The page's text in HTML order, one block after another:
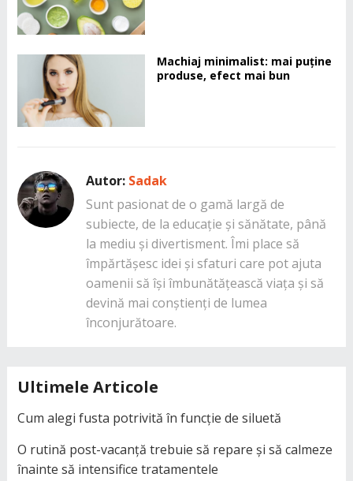
Machiaj minimalist: mai puține
produse, efect mai bun
Autor: Sadak
Sunt pasionat de o gamă largă de
subiecte, de la educație și sănătate, până
la mediu și divertisment. Îmi place să
împărtășesc idei și sfaturi care pot ajuta
oamenii să își îmbunătățească viața și să
devină mai conștienți de lumea
înconjurătoare.
Ultimele Articole
Cum alegi fusta potrivită în funcție de siluetă
O rutină post-vacanță trebuie să repare și să calmeze
înainte să intensifice tratamentele